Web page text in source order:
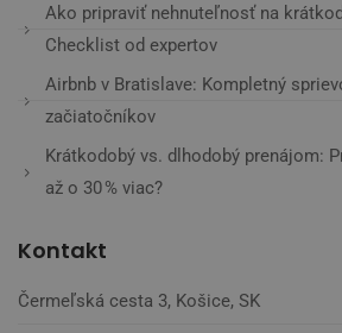
Ako pripraviť nehnuteľnosť na
Checklist od expertov
Airbnb v Bratislave: Kompletný
začiatočníkov
Krátkodobý vs. dlhodobý prenájom:
až o 30 % viac?
Kontakt
Čermeľská cesta 3, Košice, SK